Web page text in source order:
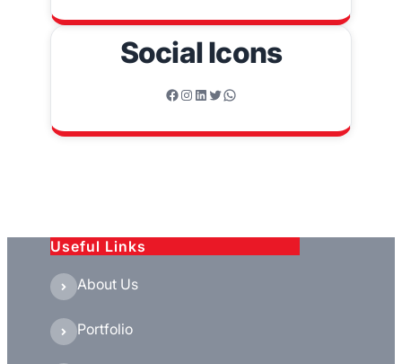
Social Icons
Facebook Instagram LinkedIn Twitter WhatsApp
Useful Links
About Us
Portfolio